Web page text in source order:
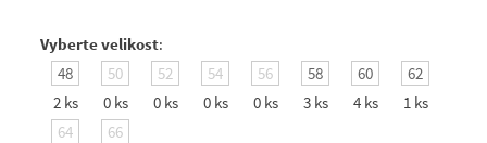
Vyberte velikost:
48
2 ks
50
0 ks
52
0 ks
54
0 ks
56
0 ks
58
3 ks
60
4 ks
62
1 ks
64
66